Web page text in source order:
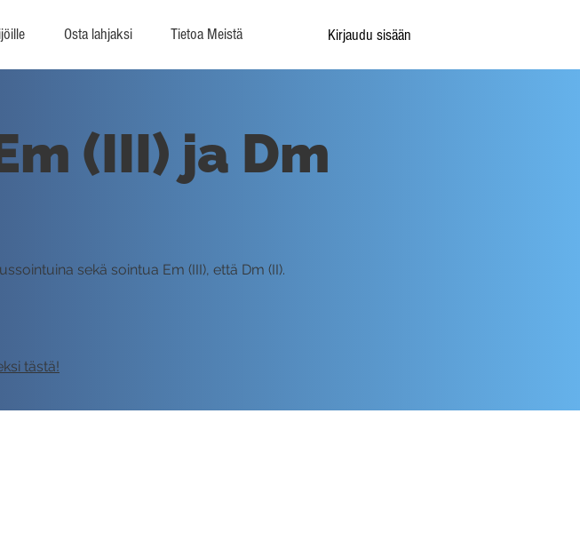
Osta lahjaksi Tietoa Meistä Kirjaudu sisään
(III) ja Dm
sekä sointua Em (III), että Dm (II).
tästä!